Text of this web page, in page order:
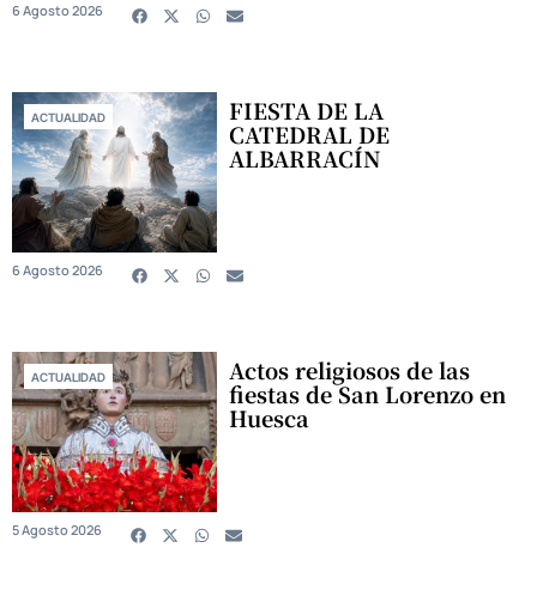
6 Agosto 2026
ACTUALIDAD FIESTA DE LA
CATEDRAL DE
ALBARRACÍN
6 Agosto 2026
ACTUALIDAD Actos religiosos de las
fiestas de San Lorenzo en
Huesca
5 Agosto 2026